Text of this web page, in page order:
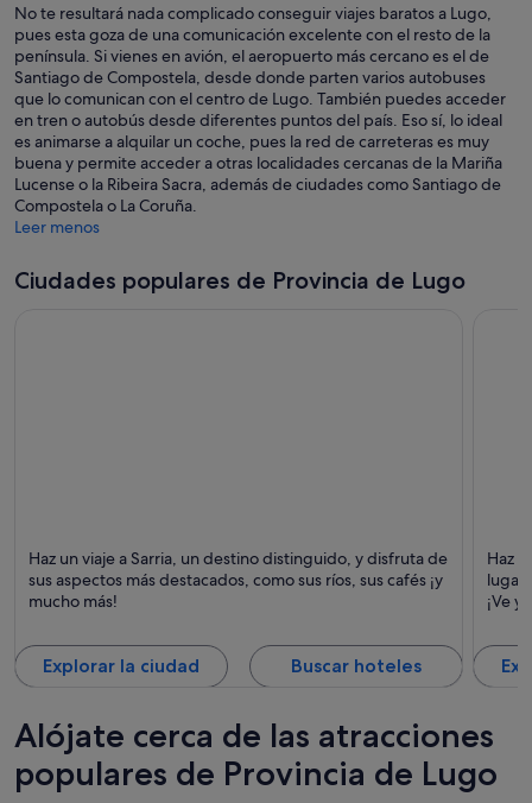
No te resultará nada complicado conseguir viajes baratos a Lugo,
pues esta goza de una comunicación excelente con el resto de la
península. Si vienes en avión, el aeropuerto más cercano es el de
Santiago de Compostela, desde donde parten varios autobuses
que lo comunican con el centro de Lugo. También puedes acceder
en tren o autobús desde diferentes puntos del país. Eso sí, lo ideal
es animarse a alquilar un coche, pues la red de carreteras es muy
buena y permite acceder a otras localidades cercanas de la Mariña
Lucense o la Ribeira Sacra, además de ciudades como Santiago de
Compostela o La Coruña.
Leer menos
Ciudades populares de Provincia de Lugo
Puntos fuertes: Paseos, Lujo y Ríos
Haz un viaje a Sarria, un destino distinguido, y disfruta de
sus aspectos más destacados, como sus ríos, sus cafés ¡y
mucho más!
Explorar la ciudad Buscar hoteles
Haz
¡Ve
Alójate cerca de las atracciones
populares de Provincia de Lugo